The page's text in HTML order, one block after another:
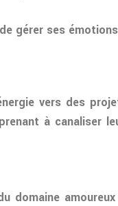
gérer ses
vers des
à canaliser